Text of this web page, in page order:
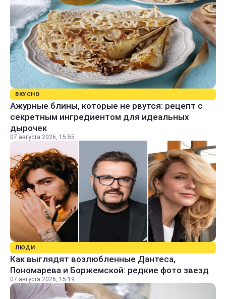
ВКУСНО
Ажурные блины, которые не рвутся: рецепт с
секретным ингредиентом для идеальных
дырочек
07 августа 2026, 15:55
ЛЮДИ
Как выглядят возлюбленные Дантеса,
Пономарева и Боржемской: редкие фото звезд
07 августа 2026, 15:19